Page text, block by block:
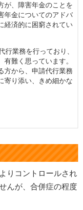
が、障害年金のことを
年金についてのアドバ
経済的に困窮されてい
行業務を行っており、
難く思っています。
方から、申請代行業務
寄り添い、きめ細かな
りコントロールされ
んが、合併症の程度